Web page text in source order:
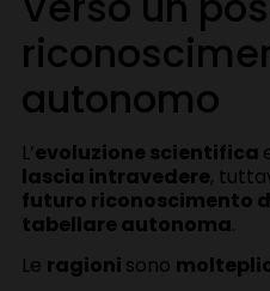
autonomo
L’evoluzione scientifica
lascia intravedere,
futuro riconoscimento
tabellare autonoma.
Le ragioni sono